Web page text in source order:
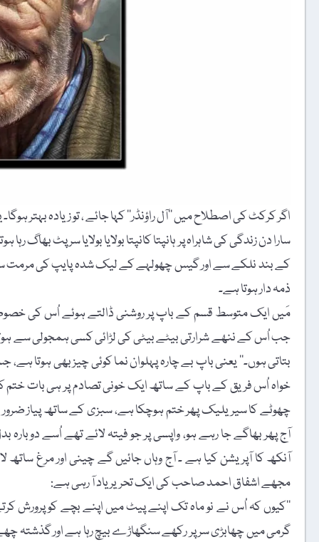
اگر کرکٹ کی اصطلاح میں ’’آل راؤنڈر‘‘ کہا جائے ، تو زیادہ بہتر
سارا دن زندگی کی شاہراہ پر ہانپتا کانپتا بولایا بولایا سر پٹ بھاگ
کے بند نلکے سے اور گیس چھولہے کے لیک شدہ پایپ کی مرمت سے
ذمہ دار ہوتا ہے۔
مَیں ایک متوسط قسم کے باپ پر روشنی ڈالتے ہوئے اُس کی
جب اُس کے ننھے شرارتی بیٹے بیٹی کی لڑائی کسی ہمجولی سے ہوتی
بتاتی ہوں۔‘‘ یعنی باپ بے چارہ پہلوان نما کوئی چیز بھی ہوتا
خواہ اُس فریق کے باپ کے ساتھ ایک خونی تصادم پر ہی بات
چھوٹے کا سیریلیک پھر ختم ہوچکا ہے، سبزی کے ساتھ پیاز
آج پھر بھاگے جا رہے ہو، واپسی پر جو فیتہ لائے تھے اُسے
آنکھ کا آپریشن کیا ہے ۔ آج وہاں جائیں گے چینی اور مرغ ساتھ
مجھے اشفاق احمد صاحب کی ایک تحریر یاد آ رہی ہے:
’’کیوں کہ اُس نے نو ماہ تک اپنے پیٹ میں اپنے بچے کو پرورش
گرمی میں چھابڑی سر پر رکھے سنگھاڑے بیچ رہا ہے اور گذشتہ